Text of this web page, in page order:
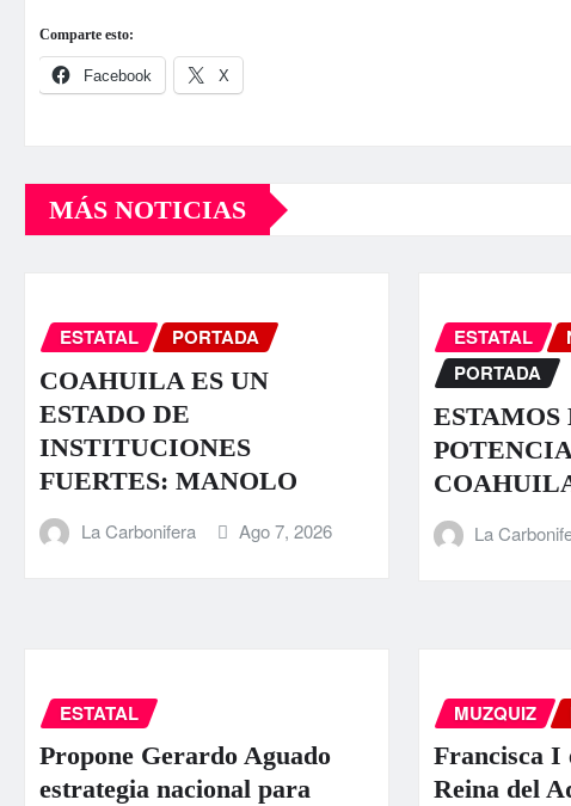
Comparte esto:
Facebook X
MÁS NOTICIAS
ESTATAL PORTADA
COAHUILA ES UN
ESTADO DE
INSTITUCIONES
FUERTES: MANOLO
La Carbonifera Ago 7, 2026
ESTATAL
PORTADA
ESTAMOS
La
ESTATAL
Propone Gerardo Aguado
estrategia nacional para
MUZQUIZ
Francisca I
Reina del